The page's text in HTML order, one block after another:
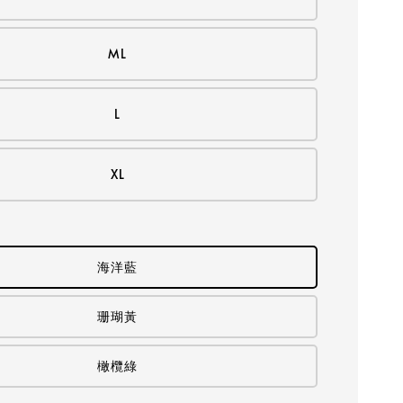
ML
L
XL
海洋藍
珊瑚黃
橄欖綠